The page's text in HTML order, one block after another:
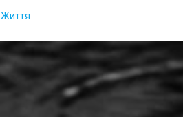
Життя